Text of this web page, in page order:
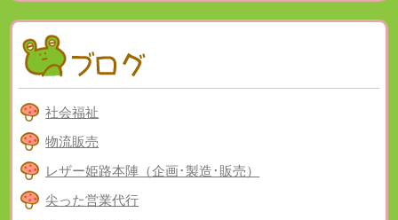
社会福祉
物流販売
レザー姫路本陣（企画･製造･販売）
尖った営業代行